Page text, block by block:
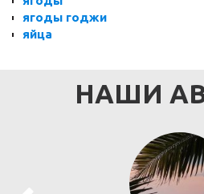
ягоды годжи
яйца
НАШИ